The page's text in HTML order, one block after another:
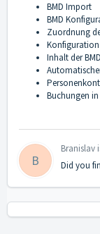
BMD Import
BMD
Zuordnung
Konfiguration
Inhalt der
Buchungen
B
Branislav
Did you